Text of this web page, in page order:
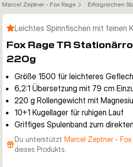
Marcel Zeptner - Fox Rage Erfolgreichen
Leichtes Spinnfischen mit feinen
Fox Rage TR
220g
Größe 1500 für leichteres
6,2:1 Übersetzung mit 79 cm
220 g Rollengewicht mit
10+1 Kugellager für ruhigen Lauf
Griffiges Spulenband zum
Du unterstützt Marcel Zeptner - Fox
dieses Produkts.